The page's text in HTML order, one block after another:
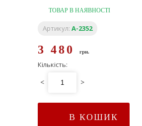
ТОВАР В НАЯВНОСТІ
Артикул: A-2352
3 480 грн.
Кількість:
< >
В КОШИК